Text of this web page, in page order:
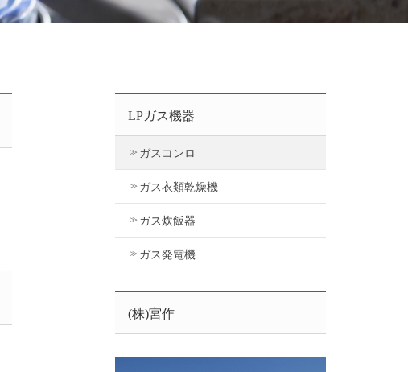
LPガス機器
ガスコンロ
ガス衣類乾燥機
ガス炊飯器
ガス発電機
(株)宮作